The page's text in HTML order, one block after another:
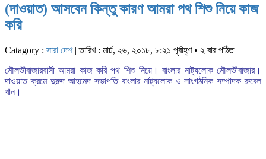
(দাওয়াত) আসবেন কিন্তু কারণ আমরা পথ শিশু নিয়ে কাজ
করি
Catagory : সারা দেশ| তারিখ : মার্চ, ২৬, ২০১৮, ৮:২১ পূর্বাহ্ণ • ২ বার পঠিত
মৌলভীবাজারবাসী আমরা কাজ করি পথ শিশু নিয়ে। বাংলার নাট্যলোক মৌলভীবাজার।
দাওয়াত ক্রমে দুরুদ আহমেদ সভাপতি বাংলার নাট্যলোক ও সাংগঠনিক সম্পাদক রুবেল
খান।